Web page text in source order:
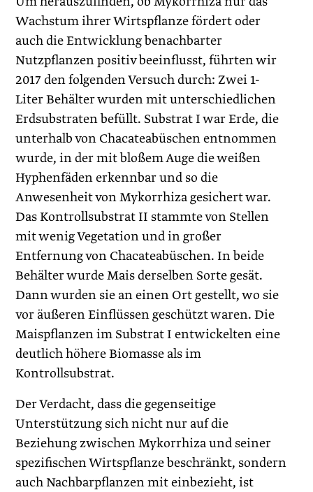
Wachstum ihrer Wirtspflanze fördert oder
auch die Entwicklung benachbarter
Nutzpflanzen positiv beeinflusst, führten wir
2017 den folgenden Versuch durch: Zwei 1-
Liter Behälter wurden mit unterschiedlichen
Erdsubstraten befüllt. Substrat I war Erde, die
unterhalb von Chacateabüschen entnommen
wurde, in der mit bloßem Auge die weißen
Hyphenfäden erkennbar und so die
Anwesenheit von Mykorrhiza gesichert war.
Das Kontrollsubstrat II stammte von Stellen
mit wenig Vegetation und in großer
Entfernung von Chacateabüschen. In beide
Behälter wurde Mais derselben Sorte gesät.
Dann wurden sie an einen Ort gestellt, wo sie
vor äußeren Einflüssen geschützt waren. Die
Maispflanzen im Substrat I entwickelten eine
deutlich höhere Biomasse als im
Kontrollsubstrat.
Der Verdacht, dass die gegenseitige
Unterstützung sich nicht nur auf die
Beziehung zwischen Mykorrhiza und seiner
spezifischen Wirtspflanze beschränkt, sondern
auch Nachbarpflanzen mit einbezieht, ist